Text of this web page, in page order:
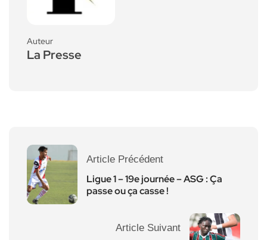
Auteur
La Presse
Article Précédent
Ligue 1 – 19e journée – ASG : Ça
passe ou ça casse !
Article Suivant